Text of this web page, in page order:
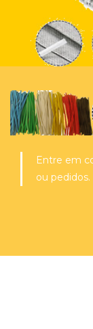
Entre em
ou pedidos.